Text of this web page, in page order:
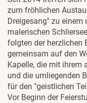
zum fröhlichen
Dreigesang" zu einem
malerischen
folgten der herzlichen
gemeinsam auf den
Kapelle, die mit ihrem
und die umliegenden
für den "geistlichen
Vor Beginn der